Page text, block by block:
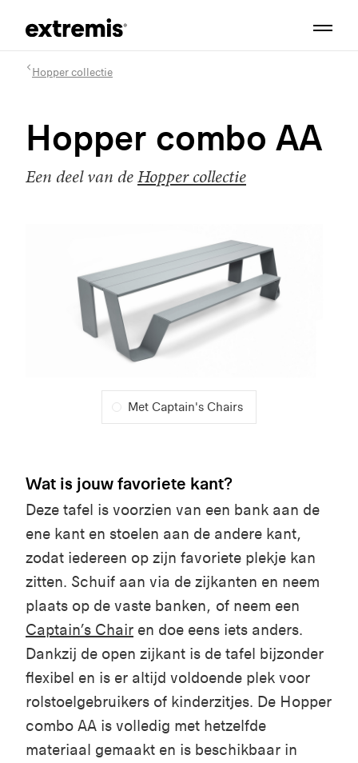
Hopper collectie
Hopper combo AA
Een deel van deHopper collectie
Met Captain's Chairs
Wat is jouw favoriete kant?
Deze tafel is voorzien van een bank aan de
ene kant en stoelen aan de andere kant,
zodat iedereen op zijn favoriete plekje kan
zitten. Schuif aan via de zijkanten en neem
plaats op de vaste banken, of neem een
Captain’s Chair en doe eens iets anders.
Dankzij de open zijkant is de tafel bijzonder
flexibel en is er altijd voldoende plek voor
rolstoelgebruikers of kinderzitjes. De Hopper
combo AA is volledig met hetzelfde
materiaal gemaakt en is beschikbaar in